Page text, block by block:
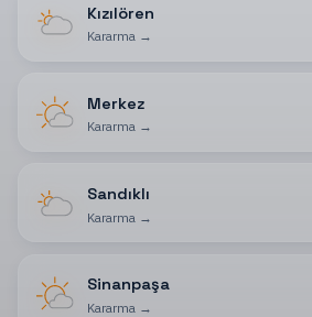
Kızılören
Kararma→
Merkez
Kararma→
Sandıklı
Kararma →
Sinanpaşa
Kararma →